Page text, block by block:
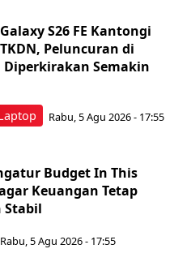
S26 FE Kantongi
Peluncuran di
Semakin
Rabu, 5 Agu 2026 - 17:55
Budget In This
Keuangan Tetap
Stabil
Rabu, 5 Agu 2026 - 17:55